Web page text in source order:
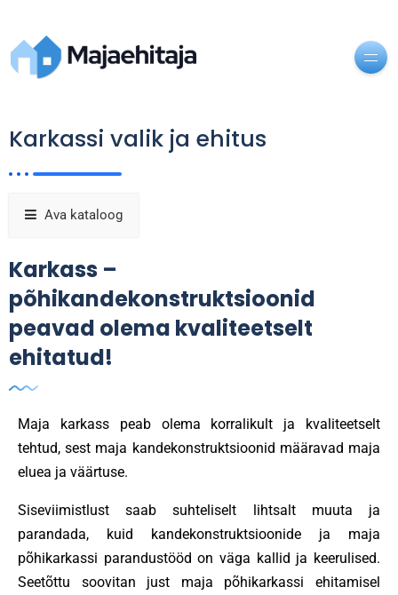
Karkassi valik ja ehitus
Ava kataloog
Karkass –
põhikandekonstruktsioonid
peavad olema kvaliteetselt
ehitatud!
Maja karkass peab olema korralikult ja kvaliteetselt
tehtud, sest maja kandekonstruktsioonid määravad maja
eluea ja väärtuse.
Siseviimistlust saab suhteliselt lihtsalt muuta ja
parandada, kuid kandekonstruktsioonide ja maja
põhikarkassi parandustööd on väga kallid ja keerulised.
Seetõttu soovitan just maja põhikarkassi ehitamisel